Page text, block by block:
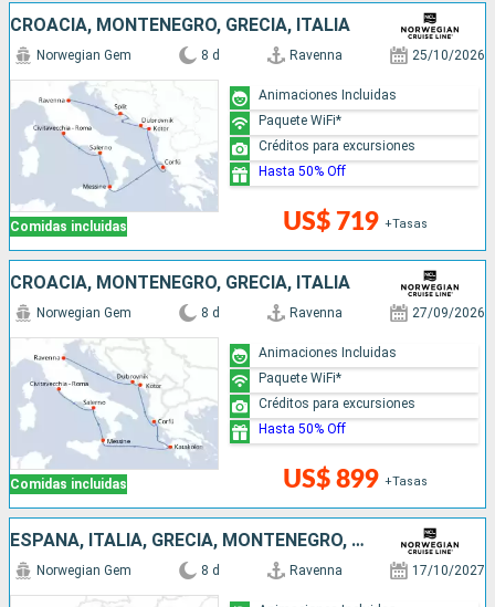
CROACIA, MONTENEGRO, GRECIA, ITALIA
Comidas incluidas
Norwegian Gem 8 d Ravenna 25/10/2026
US$ 719 +Tasas
Animaciones Incluidas
Paquete WiFi*
Créditos para excursiones
Hasta 50% Off
CROACIA, MONTENEGRO, GRECIA, ITALIA
Comidas incluidas
Norwegian Gem 8 d Ravenna 27/09/2026
US$ 899 +Tasas
Animaciones Incluidas
Paquete WiFi*
Créditos para excursiones
Hasta 50% Off
ESPAÑA, ITALIA, GRECIA, MONTENEGRO, CROACIA
Norwegian Gem 8 d Ravenna 17/10/2027